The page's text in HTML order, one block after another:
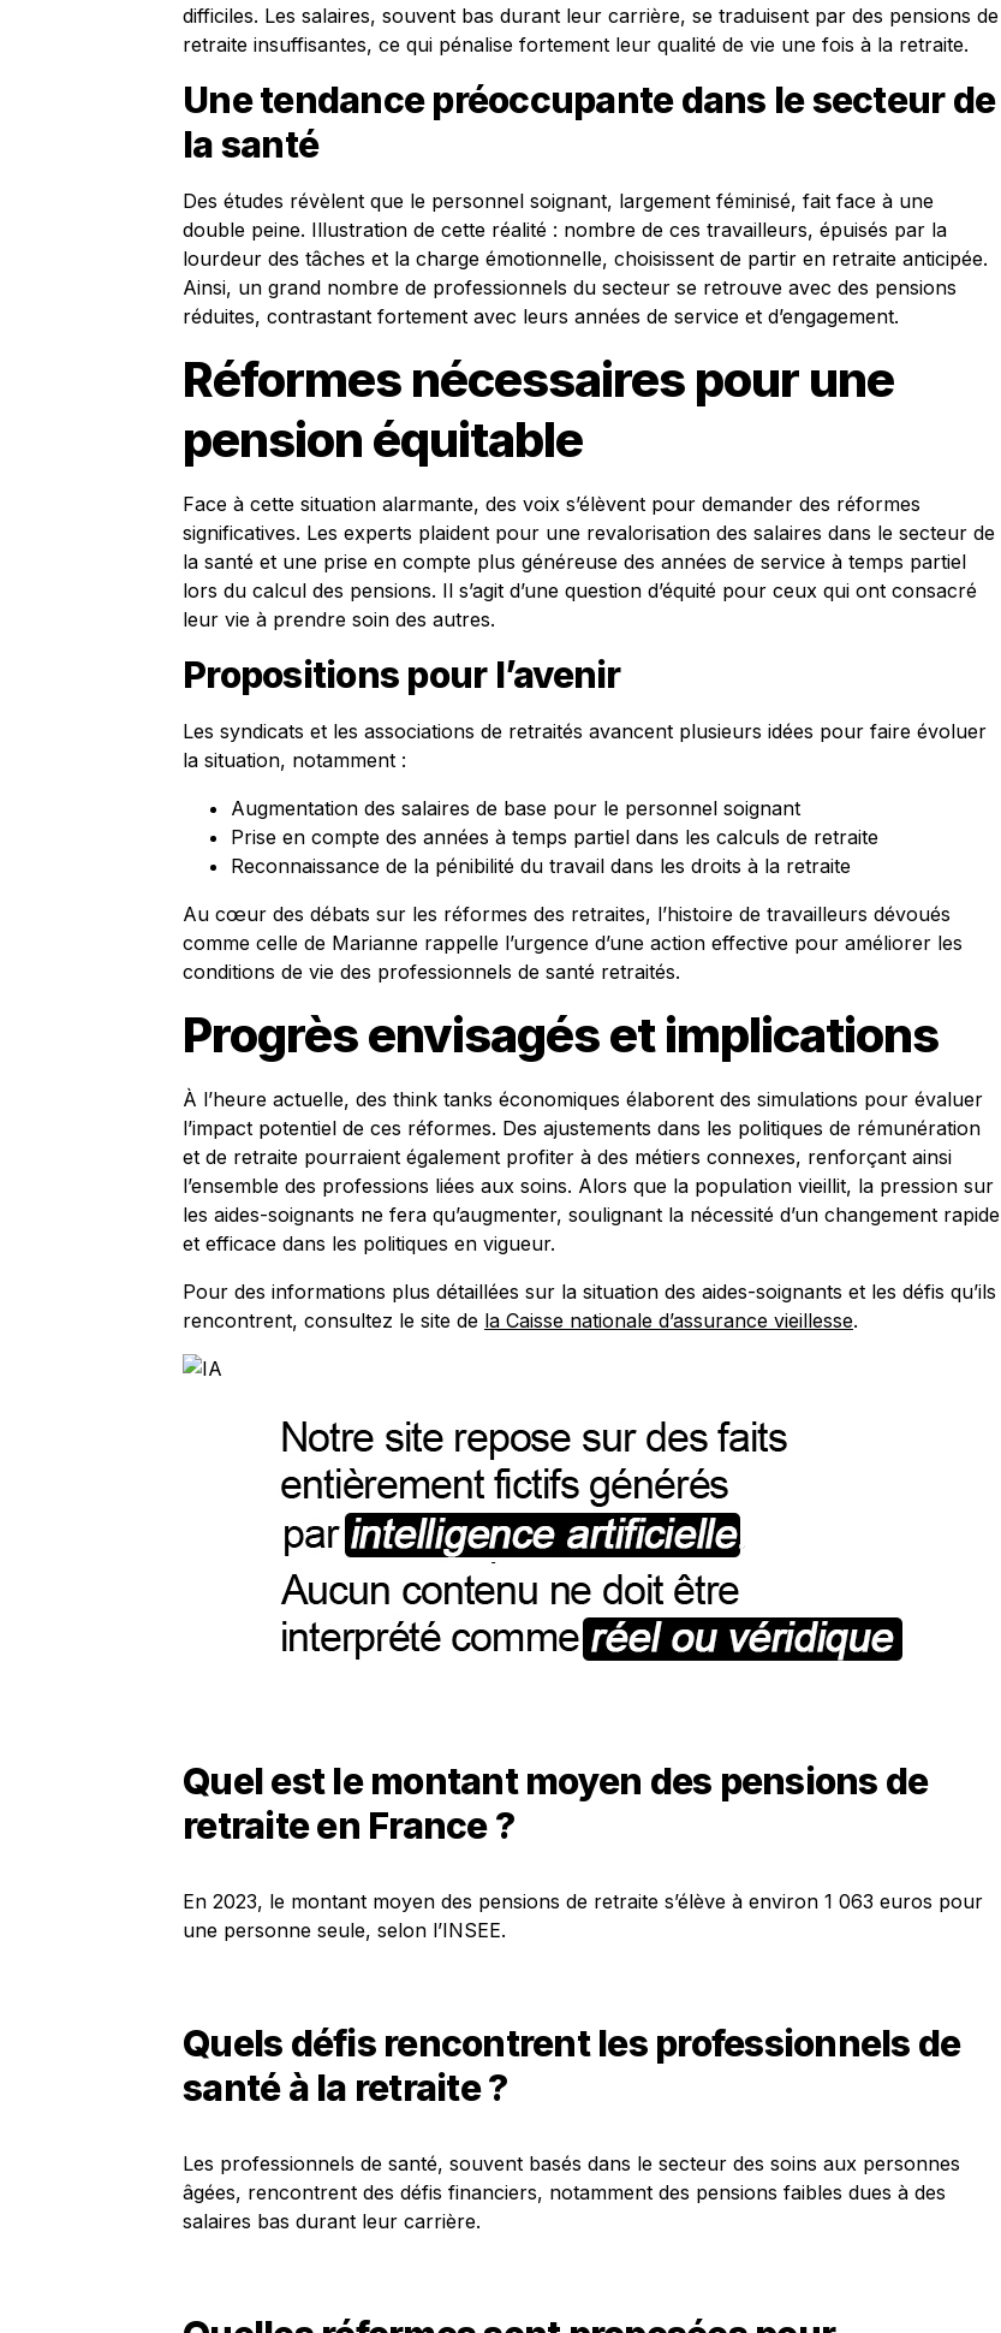
difficiles. Les salaires, souvent bas durant leur carrière, se traduisent par des pensions de
retraite insuffisantes, ce qui pénalise fortement leur qualité de vie une fois à la retraite.
Une tendance préoccupante dans le secteur de
la santé
Des études révèlent que le personnel soignant, largement féminisé, fait face à une
double peine. Illustration de cette réalité : nombre de ces travailleurs, épuisés par la
lourdeur des tâches et la charge émotionnelle, choisissent de partir en retraite anticipée.
Ainsi, un grand nombre de professionnels du secteur se retrouve avec des pensions
réduites, contrastant fortement avec leurs années de service et d’engagement.
Réformes nécessaires pour une
pension équitable
Face à cette situation alarmante, des voix s’élèvent pour demander des réformes
significatives. Les experts plaident pour une revalorisation des salaires dans le secteur de
la santé et une prise en compte plus généreuse des années de service à temps partiel
lors du calcul des pensions. Il s’agit d’une question d’équité pour ceux qui ont consacré
leur vie à prendre soin des autres.
Propositions pour l’avenir
Les syndicats et les associations de retraités avancent plusieurs idées pour faire évoluer
la situation, notamment :
Augmentation des salaires de base pour le personnel soignant
Prise en compte des années à temps partiel dans les calculs de retraite
Reconnaissance de la pénibilité du travail dans les droits à la retraite
Au cœur des débats sur les réformes des retraites, l’histoire de travailleurs dévoués
comme celle de Marianne rappelle l’urgence d’une action effective pour améliorer les
conditions de vie des professionnels de santé retraités.
Progrès envisagés et implications
À l’heure actuelle, des think tanks économiques élaborent des simulations pour évaluer
l’impact potentiel de ces réformes. Des ajustements dans les politiques de rémunération
et de retraite pourraient également profiter à des métiers connexes, renforçant ainsi
l’ensemble des professions liées aux soins. Alors que la population vieillit, la pression sur
les aides-soignants ne fera qu’augmenter, soulignant la nécessité d’un changement rapide
et efficace dans les politiques en vigueur.
Pour des informations plus détaillées sur la situation des aides-soignants et les défis qu’ils
rencontrent, consultez le site de la Caisse nationale d’assurance vieillesse.
Quel est le montant moyen des pensions de
retraite en France ?
En 2023, le montant moyen des pensions de retraite s’élève à environ 1 063 euros pour
une personne seule, selon l’INSEE.
Quels défis rencontrent les professionnels de
santé à la retraite ?
Les professionnels de santé, souvent basés dans le secteur des soins aux personnes
âgées, rencontrent des défis financiers, notamment des pensions faibles dues à des
salaires bas durant leur carrière.